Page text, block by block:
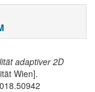
adaptiver 2D
Wien].